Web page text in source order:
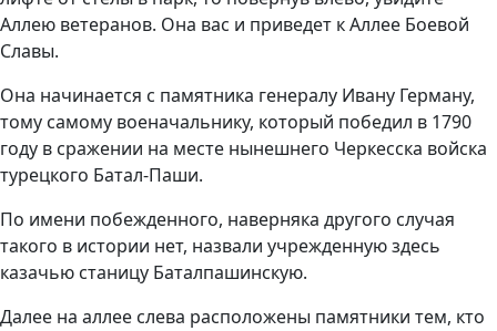
Аллею ветеранов. Она вас и приведет к Аллее Боевой
Славы.
Она начинается с памятника генералу Ивану Герману,
тому самому военачальнику, который победил в 1790
году в сражении на месте нынешнего Черкесска войска
турецкого Батал-Паши.
По имени побежденного, наверняка другого случая
такого в истории нет, назвали учрежденную здесь
казачью станицу Баталпашинскую.
Далее на аллее слева расположены памятники тем, кто